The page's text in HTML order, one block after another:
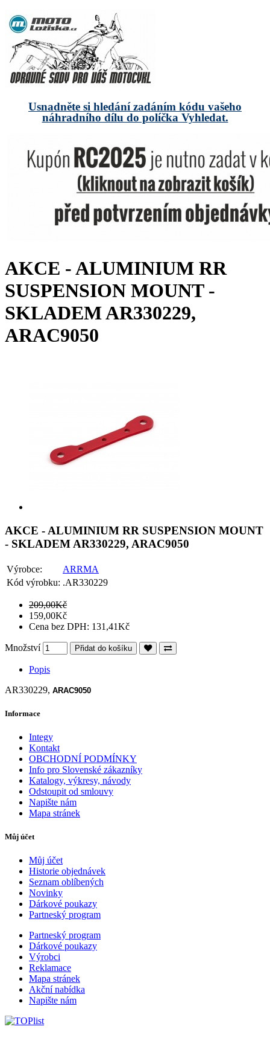
Usnadněte si hledání zadáním kódu vašeho
náhradního dílu do políčka Vyhledat.
AKCE - ALUMINIUM RR
SUSPENSION MOUNT -
SKLADEM AR330229,
ARAC9050
AKCE - ALUMINIUM RR SUSPENSION MOUNT
- SKLADEM AR330229, ARAC9050
Výrobce:
ARRMA
Kód výrobku: .AR330229
209,00Kč
159,00Kč
Cena bez DPH: 131,41Kč
Množství Přidat do košíku
Popis
AR330229, ARAC9050
Informace
Integy
Kontakt
OBCHODNÍ PODMÍNKY
Info pro Slovenské zákazníky
Katalogy, výkresy, návody
Odstoupit od smlouvy
Napište nám
Mapa stránek
Můj účet
Můj účet
Historie objednávek
Seznam oblíbených
Novinky
Dárkové poukazy
Partneský program
Partneský program
Dárkové poukazy
Výrobci
Reklamace
Mapa stránek
Akční nabídka
Napište nám